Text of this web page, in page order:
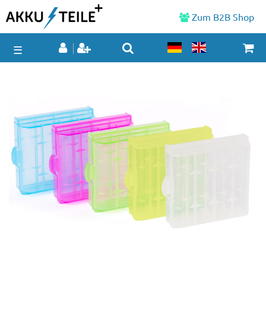
Zum B2B Shop
☰